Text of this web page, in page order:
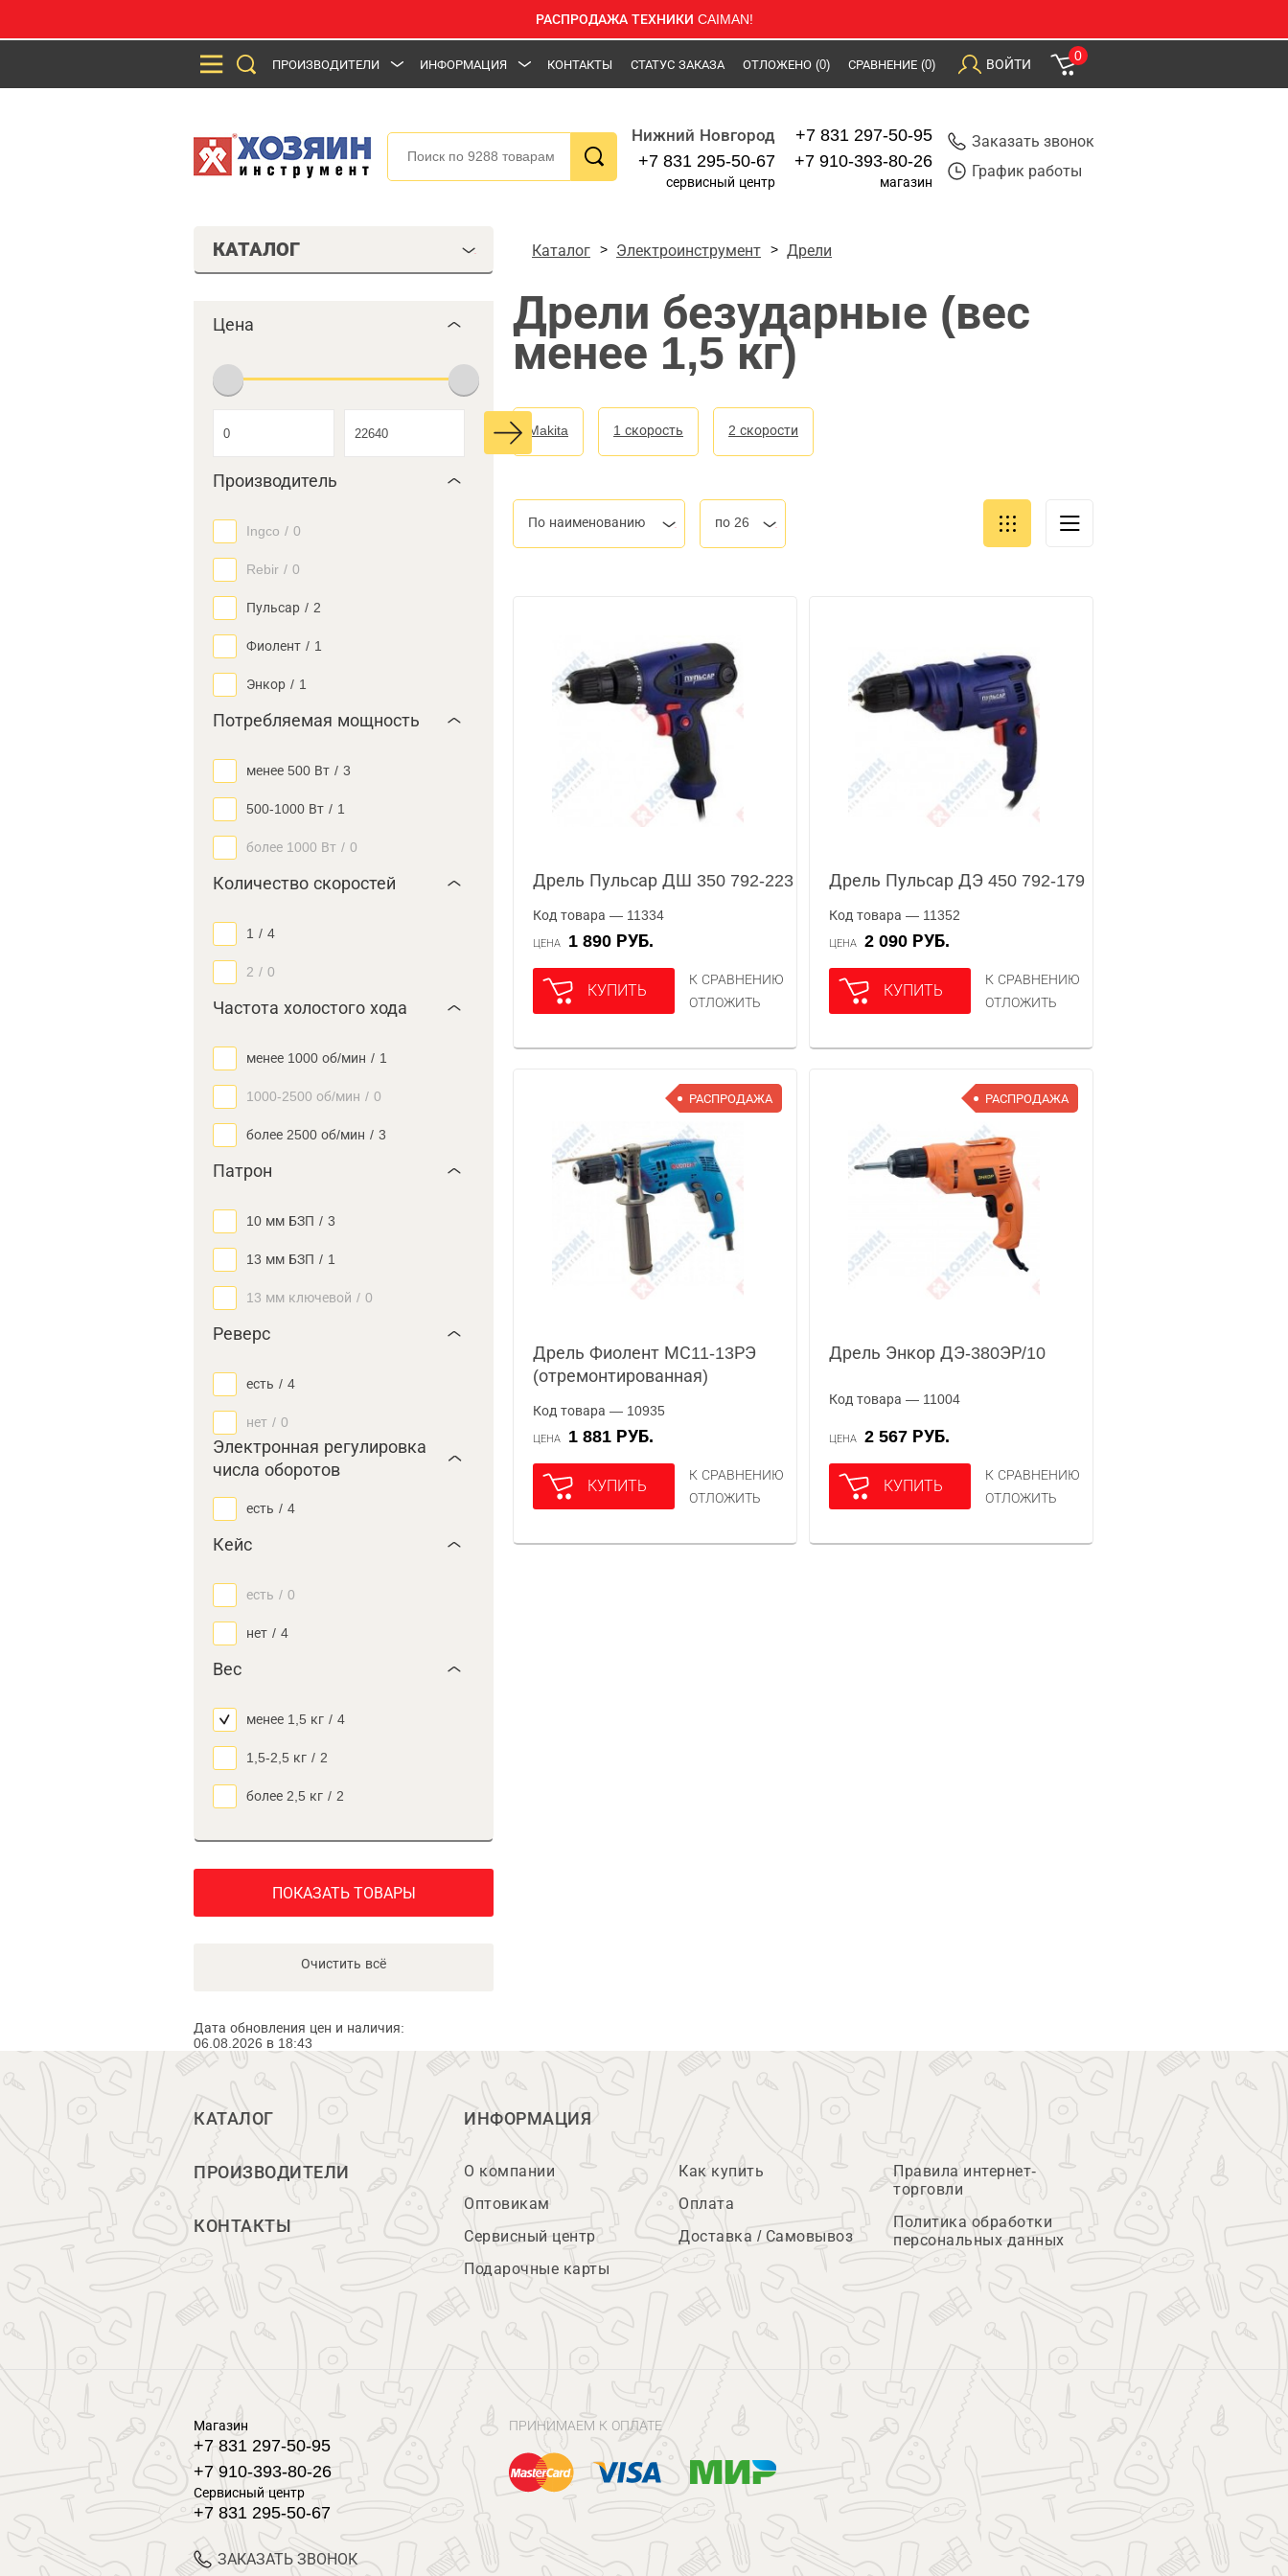
РАСПРОДАЖА ТЕХНИКИ CAIMAN!
ПРОИЗВОДИТЕЛИ ИНФОРМАЦИЯ КОНТАКТЫ СТАТУС ЗАКАЗА ОТЛОЖЕНО (0) СРАВНЕНИЕ (0) ВОЙТИ
0
Нижний Новгород
+7 831 295-50-67
сервисный центр
+7 831 297-50-95
+7 910-393-80-26
магазин
Заказать звонок
График работы
КАТАЛОГ
Цена
Производитель
Ingco / 0
Rebir / 0
Пульсар / 2
Фиолент / 1
Энкор / 1
Потребляемая мощность
менее 500 Вт / 3
500-1000 Вт / 1
более 1000 Вт / 0
Количество скоростей
1 / 4
2 / 0
Частота холостого хода
менее 1000 об/мин / 1
1000-2500 об/мин / 0
более 2500 об/мин / 3
Патрон
10 мм БЗП / 3
13 мм БЗП / 1
13 мм ключевой / 0
Реверс
есть / 4
нет / 0
Электронная регулировка
числа оборотов
есть / 4
Кейс
есть / 0
нет / 4
Вес
менее 1,5 кг / 4
1,5-2,5 кг / 2
более 2,5 кг / 2
ПОКАЗАТЬ ТОВАРЫ
Очистить всё
Дата обновления цен и наличия:
06.08.2026 в 18:43
Каталог Электроинструмент Дрели
Дрели безударные (вес
менее 1,5 кг)
Makita 1 скорость 2 скорости
По наименованию по 26
Дрель Пульсар ДШ 350 792-223
Код товара — 11334
ЦЕНА 1 890 РУБ.
КУПИТЬ
К СРАВНЕНИЮ
ОТЛОЖИТЬ
Дрель Пульсар ДЭ 450 792-179
Код товара — 11352
ЦЕНА 2 090 РУБ.
КУПИТЬ
К СРАВНЕНИЮ
ОТЛОЖИТЬ
РАСПРОДАЖА
Дрель Фиолент МС11-13РЭ
(отремонтированная)
Код товара — 10935
ЦЕНА 1 881 РУБ.
КУПИТЬ
К СРАВНЕНИЮ
ОТЛОЖИТЬ
РАСПРОДАЖА
Дрель Энкор ДЭ-380ЭР/10
Код товара — 11004
ЦЕНА 2 567 РУБ.
КУПИТЬ
К СРАВНЕНИЮ
ОТЛОЖИТЬ
КАТАЛОГ
ПРОИЗВОДИТЕЛИ
КОНТАКТЫ
ИНФОРМАЦИЯ
О компании
Оптовикам
Сервисный центр
Подарочные карты
Как купить
Оплата
Доставка / Самовывоз
Правила интернет-
торговли
Политика обработки
персональных данных
Магазин
+7 831 297-50-95
+7 910-393-80-26
Сервисный центр
+7 831 295-50-67
ЗАКАЗАТЬ ЗВОНОК
ПРИНИМАЕМ К ОПЛАТЕ